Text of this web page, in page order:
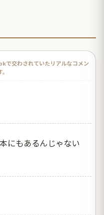
で交わされていたリアルなコメン
にもあるんじゃない